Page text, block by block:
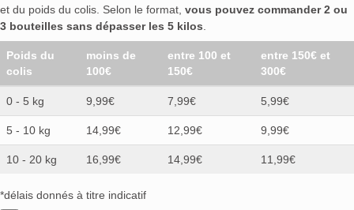
et du poids du colis. Selon le format, vous pouvez commander 2 ou
3 bouteilles sans dépasser les 5 kilos
Poids du
colis
moins de
100€
entre 100 et
150€
entre 150€ et
300€
0 - 5 kg 9,99€ 7,99€ 5,99€
5 - 10 kg 14,99€ 12,99€ 9,99€
10 - 20 kg 16,99€ 14,99€ 11,99€
*délais donnés à titre indicatif